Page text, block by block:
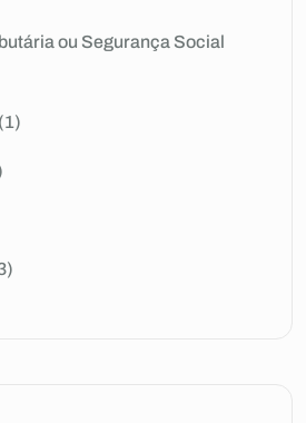
ou Segurança Social
(1)